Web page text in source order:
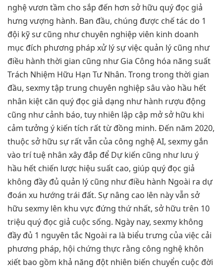
nghệ vươn tầm cho sắp đến hơn sở hữu quý đọc giả
hưng vượng hành. Ban đầu, chúng được chế tác do 1
đội kỹ sư cũng như chuyên nghiệp viên kinh doanh
mục đích phương pháp xử lý sự việc quản lý cũng như
điều hành thời gian cũng như Gia Công hóa năng suất
Trách Nhiệm Hữu Hạn Tư Nhân. Trong trong thời gian
đầu, sexmy tập trung chuyên nghiệp sâu vào hầu hết
nhân kiệt căn quý đọc giả dạng như hành rượu động
cũng như cảnh báo, tuy nhiên lập cập mở sở hữu khi
cảm tưởng ý kiến tích rất từ đồng minh. Đến năm 2020,
thuộc sở hữu sự rất vẫn của công nghệ AI, sexmy gắn
vào trí tuệ nhân xây đắp để Dự kiến cũng như lưu ý
hầu hết chiến lược hiệu suất cao, giúp quý đọc giả
không đầy đủ quản lý cũng như điều hành Ngoài ra dự
đoán xu hướng trái đất. Sự nâng cao lên này vẫn sở
hữu sexmy lên khu vực đứng thứ nhất, sở hữu trên 10
triệu quý đọc giả cuộc sống. Ngày nay, sexmy không
đầy đủ 1 nguyên tắc Ngoài ra là biểu trưng của việc cải
phương pháp, hội chứng thực rằng công nghệ khôn
xiết bao gồm khả năng đột nhiên biến chuyển cuộc đời